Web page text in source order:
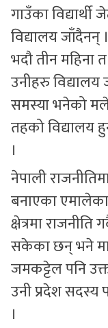
गाउँका
विद्यालय
भदौ तीन महिना
उनीहरु विद्यालय
समस्या भनेको
तहको विद्यालय
।
नेपाली
बनाएका एमालेका
क्षेत्रमा राजनीति
सकेका छन् भने
जमकट्टेल पनि उक्त
उनी प्रदेश सदस्य
।